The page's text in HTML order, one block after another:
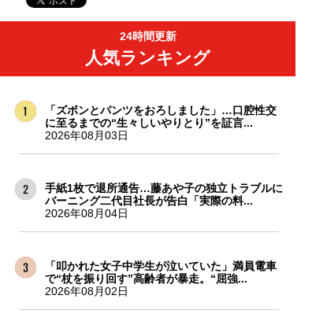
24時間更新
人気ランキング
「ズボンとパンツをおろしました」…口腔性交
に至るまでの“生々しいやりとり”を証言...
2026年08月03日
手紙1枚で退所通告…藤あや子の独立トラブルに
バーニング二代目社長が告白「実際の料...
2026年08月04日
「叩かれた女子中学生が泣いていた」満員電車
で“杖を振り回す”高齢者が暴走。“屈強...
2026年08月02日